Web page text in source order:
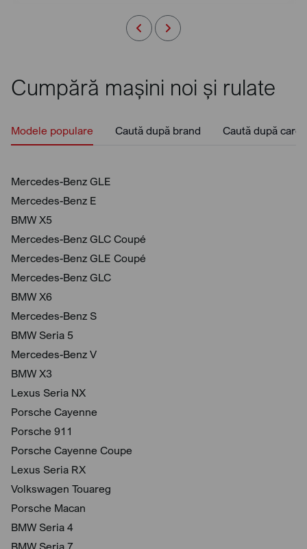
Cumpără mașini noi și rulate
Modele populare Caută după brand Caută după
Mercedes-Benz GLE
Mercedes-Benz E
BMW X5
Mercedes-Benz GLC Coupé
Mercedes-Benz GLE Coupé
Mercedes-Benz GLC
BMW X6
Mercedes-Benz S
BMW Seria 5
Mercedes-Benz V
BMW X3
Lexus Seria NX
Porsche Cayenne
Porsche 911
Porsche Cayenne Coupe
Lexus Seria RX
Volkswagen Touareg
Porsche Macan
BMW Seria 4